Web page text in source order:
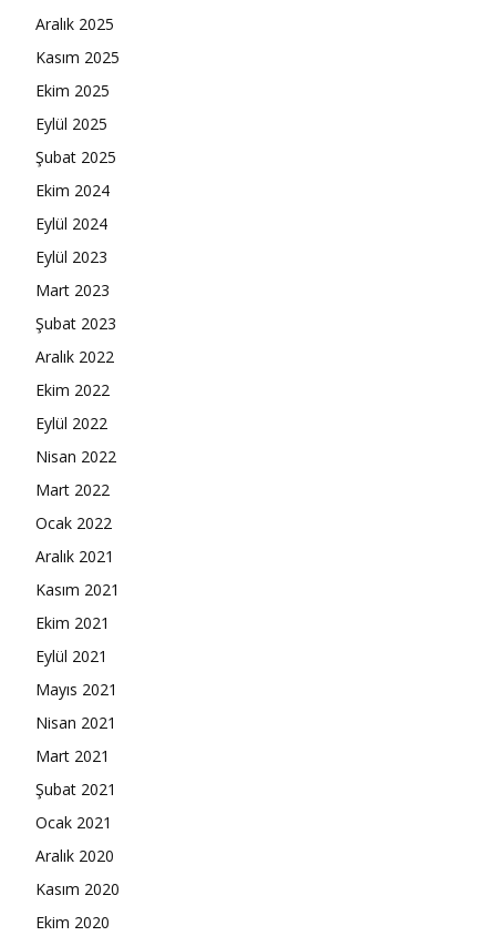
Aralık 2025
Kasım 2025
Ekim 2025
Eylül 2025
Şubat 2025
Ekim 2024
Eylül 2024
Eylül 2023
Mart 2023
Şubat 2023
Aralık 2022
Ekim 2022
Eylül 2022
Nisan 2022
Mart 2022
Ocak 2022
Aralık 2021
Kasım 2021
Ekim 2021
Eylül 2021
Mayıs 2021
Nisan 2021
Mart 2021
Şubat 2021
Ocak 2021
Aralık 2020
Kasım 2020
Ekim 2020